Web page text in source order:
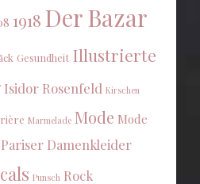
1918 Der Bazar
Gesundheit Illustrierte
Isidor Rosenfeld Kirschen
Marmelade Mode Mode
Pariser Damenkleider
Punsch Rock